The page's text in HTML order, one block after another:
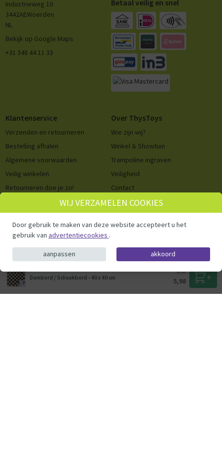
Dambord / Schaakbord - 40 x 40 cm
6,95
5,98
Industrieweg 10
3442AEWoerden
NL
Bekijk op Google Maps
+31 348 44 11 33
Betaal veilig en snel
Klantenservice
Verzenden en retourneren
Bestelling afhalen
Algemene voorwaarden
Veilig winkelen
Retourneren doe je zo!
Over ThysToys
Wie zijn wij?
Winkel & Showtuin
Trampoline ingraven
Veiligheid
Contact
Privacy Policy
Vacatures
Cookie consent
© ThysToys.nl 2026
WIJ VERZAMELEN COOKIES
Door gebruik te maken van deze website accepteert u het
gebruik van advertentiecookies .
aanpassen akkoord